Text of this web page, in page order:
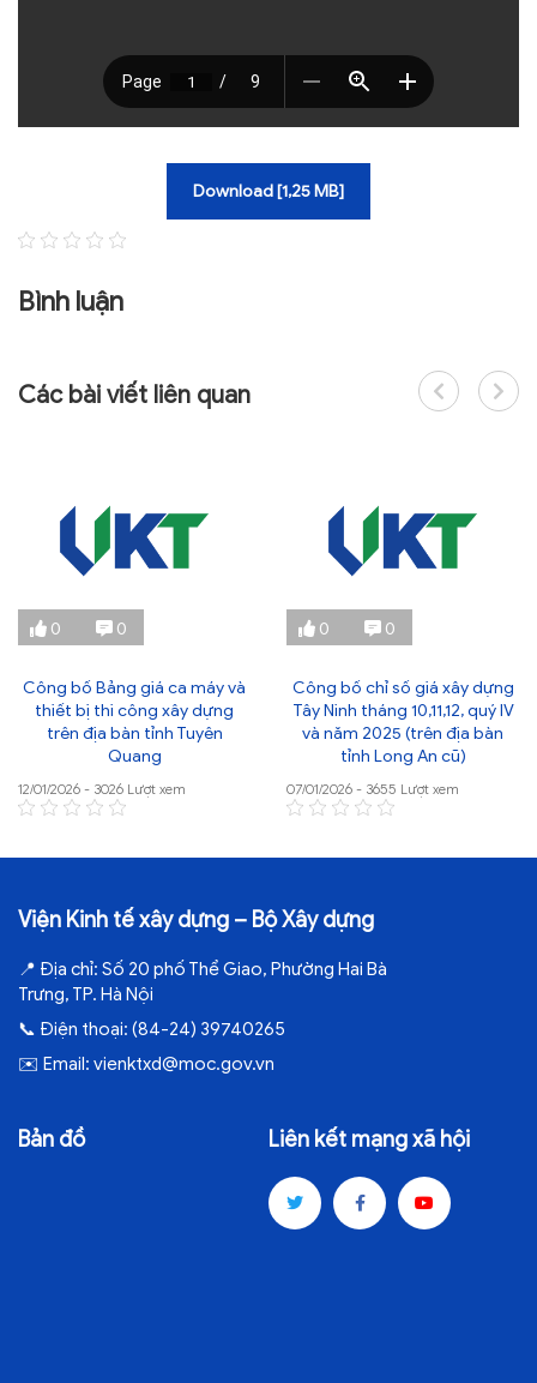
Download [1,25 MB]
Bình luận
Các bài viết liên quan
0 0
Công bố Bảng giá ca máy và
thiết bị thi công xây dựng
trên địa bàn tỉnh Tuyên
Quang
12/01/2026 - 3026 Lượt xem
0 0
Công bố chỉ số giá xây dựng
Tây Ninh tháng 10,11,12, quý IV
và năm 2025 (trên địa bàn
tỉnh Long An cũ)
07/01/2026 - 3655 Lượt xem
Viện Kinh tế xây dựng – Bộ Xây dựng
📍 Địa chỉ: Số 20 phố Thể Giao, Phường Hai Bà
Trưng, TP. Hà Nội
📞 Điện thoại: (84-24) 39740265
✉️ Email: vienktxd@moc.gov.vn
Bản đồ Liên kết mạng xã hội